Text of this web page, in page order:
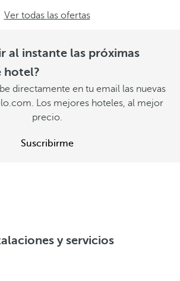
Ver todas las ofertas
al instante las próximas
hotel?
directamente en tu email las nuevas
Los mejores hoteles, al mejor
precio.
Suscribirme
y servicios